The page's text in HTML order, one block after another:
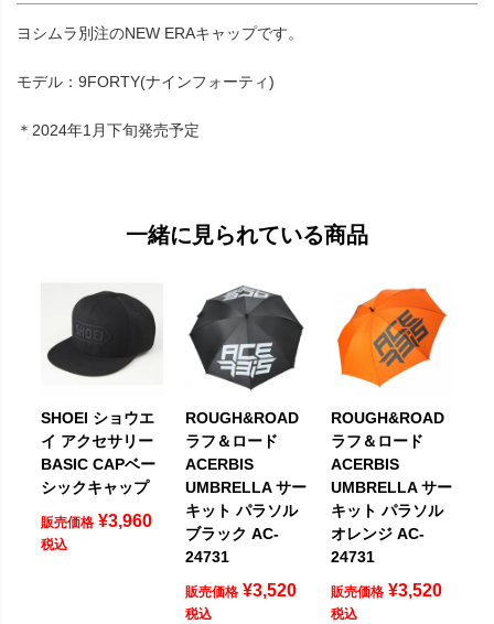
ヨシムラ別注のNEW ERAキャップです。
モデル：9FORTY(ナインフォーティ)
＊2024年1月下旬発売予定
一緒に見られている商品
SHOEI ショウエ
イ アクセサリー
BASIC CAPベー
シックキャップ
販売価格 ¥3,960
税込
ROUGH&ROAD
ラフ＆ロード
ACERBIS
UMBRELLA サー
キット パラソル
ブラック AC-
24731
販売価格 ¥3,520
税込
ROUGH&ROAD
ラフ＆ロード
ACERBIS
UMBRELLA サー
キット パラソル
オレンジ AC-
24731
販売価格 ¥3,520
税込